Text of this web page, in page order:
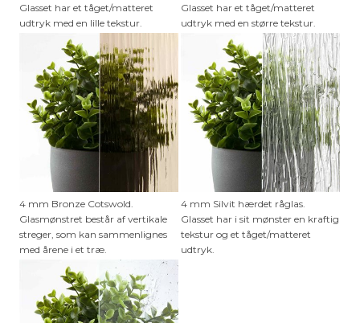
Glasset har et tåget/matteret
udtryk med en lille tekstur.
Glasset har et tåget/matteret
udtryk med en større tekstur.
4 mm Bronze Cotswold.
Glasmønstret består af vertikale
streger, som kan sammenlignes
med årene i et træ.
4 mm Silvit hærdet råglas.
Glasset har i sit mønster en kraftig
tekstur og et tåget/matteret
udtryk.